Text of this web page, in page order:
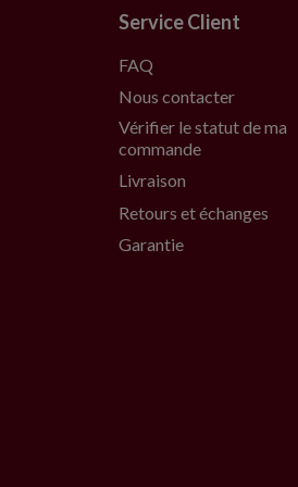
Service Client
FAQ
Nous contacter
Vérifier le statut de ma
commande
Livraison
Retours et échanges
Garantie